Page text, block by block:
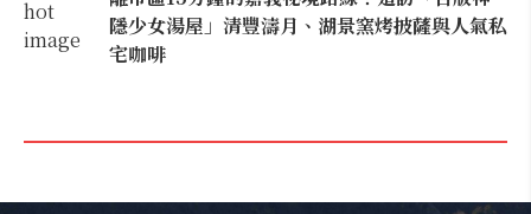
隱少女湯屋」清豐濤月、湖景窯烤披薩與人氣私
宅咖啡